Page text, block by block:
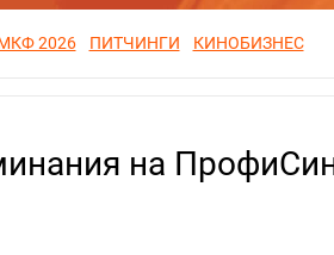
2026 ПИТЧИНГИ КИНОБИЗНЕС
на